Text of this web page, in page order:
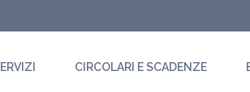
CIRCOLARI E SCADENZE